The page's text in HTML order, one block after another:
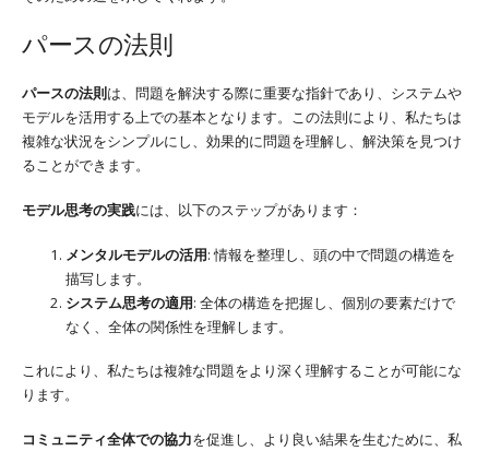
パースの法則
パースの法則は、問題を解決する際に重要な指針であり、システムや
モデルを活用する上での基本となります。この法則により、私たちは
複雑な状況をシンプルにし、効果的に問題を理解し、解決策を見つけ
ることができます。
モデル思考の実践には、以下のステップがあります：
メンタルモデルの活用: 情報を整理し、頭の中で問題の構造を
描写します。
システム思考の適用: 全体の構造を把握し、個別の要素だけで
なく、全体の関係性を理解します。
これにより、私たちは複雑な問題をより深く理解することが可能にな
ります。
コミュニティ全体での協力を促進し、より良い結果を生むために、私